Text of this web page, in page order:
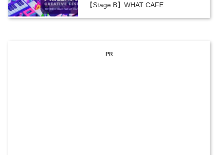
【Stage B】WHAT CAFE
PR